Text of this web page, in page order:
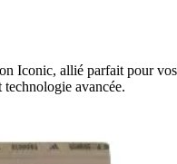
Iconic, allié parfait pour vos
avancée.